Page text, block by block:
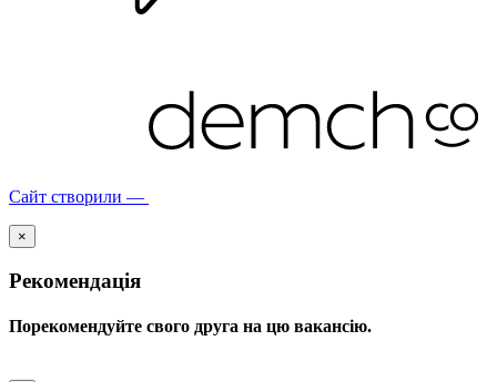
Сайт створили —
×
Рекомендація
Порекомендуйте свого друга на цю вакансію.